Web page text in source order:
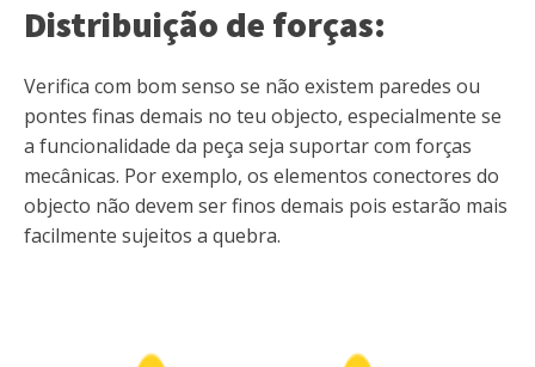
Distribuição de forças:
Verifica com bom senso se não existem paredes ou
pontes finas demais no teu objecto, especialmente se
a funcionalidade da peça seja suportar com forças
mecânicas. Por exemplo, os elementos conectores do
objecto não devem ser finos demais pois estarão mais
facilmente sujeitos a quebra.